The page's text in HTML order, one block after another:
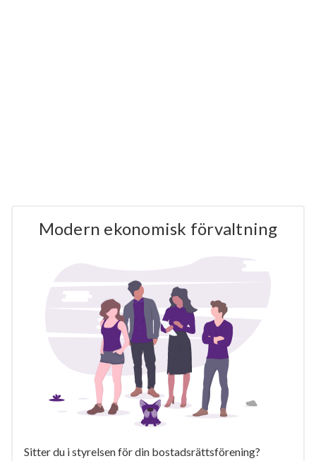
Modern ekonomisk förvaltning
Sitter du i styrelsen för din bostadsrättsförening?